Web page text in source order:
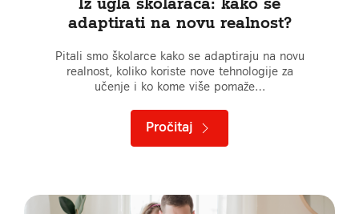
adaptirati na novu realnost?
Pitali smo školarce kako se adaptiraju na novu
realnost, koliko koriste nove tehnologije za
učenje i ko kome više pomaže…
Pročitaj